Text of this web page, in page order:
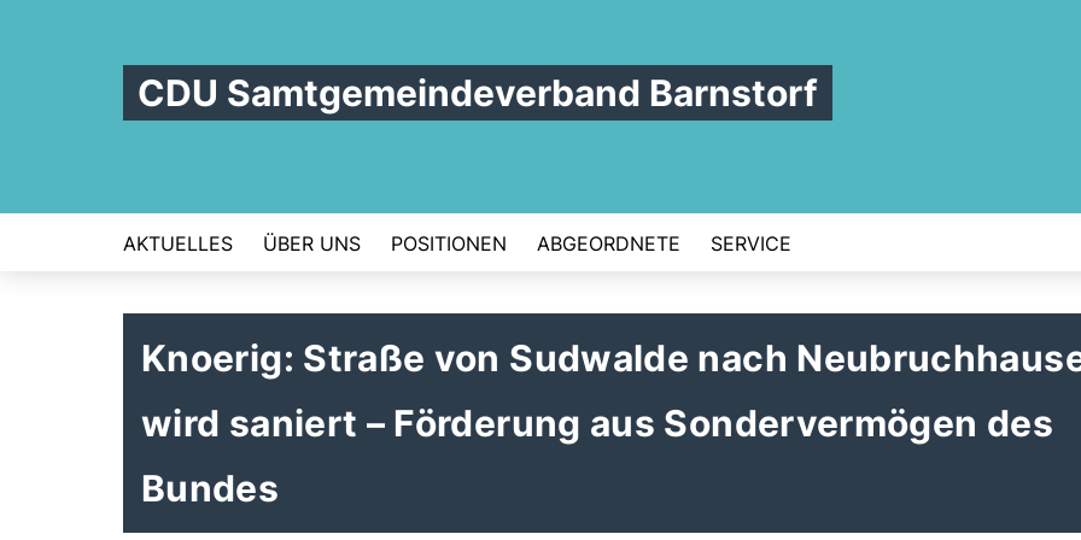
CDU Samtgemeindeverband Barnstorf
AKTUELLES ÜBER UNS POSITIONEN ABGEORDNETE SERVICE
Knoerig: Straße von Sudwalde nach
wird saniert – Förderung aus Sondervermögen des
Bundes